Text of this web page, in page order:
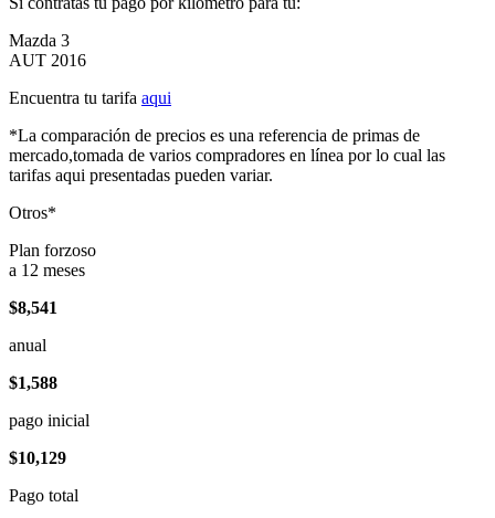
Mazda 3
AUT 2016
Encuentra tu tarifa aqui
*La comparación de precios es una referencia de primas de
mercado,tomada de varios compradores en línea por lo cual las
tarifas aqui presentadas pueden variar.
Otros*
Plan forzoso
a 12 meses
$8,541
anual
$1,588
pago inicial
$10,129
Pago total